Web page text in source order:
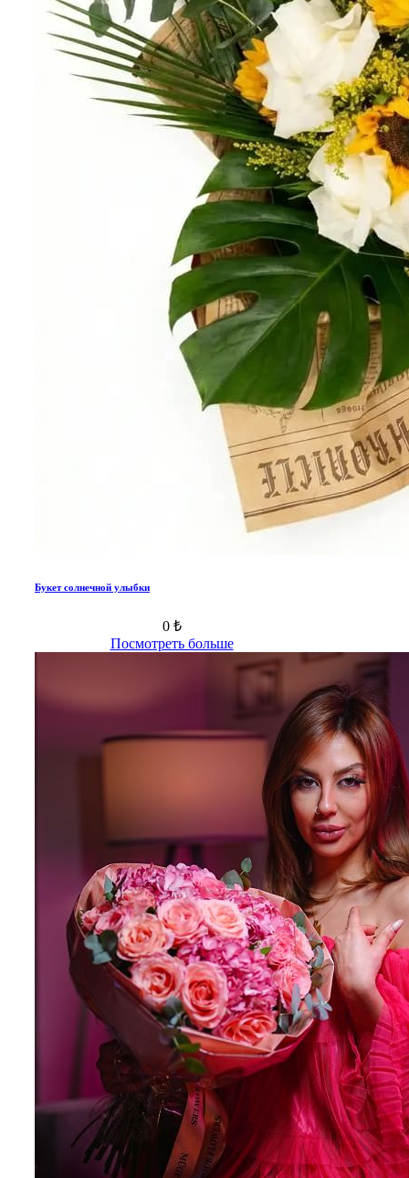
Букет солнечной улыбки
0 ₺
Посмотреть больше